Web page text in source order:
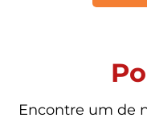
Encontre um de